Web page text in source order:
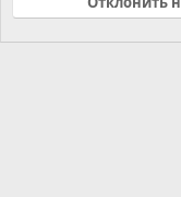
Политика